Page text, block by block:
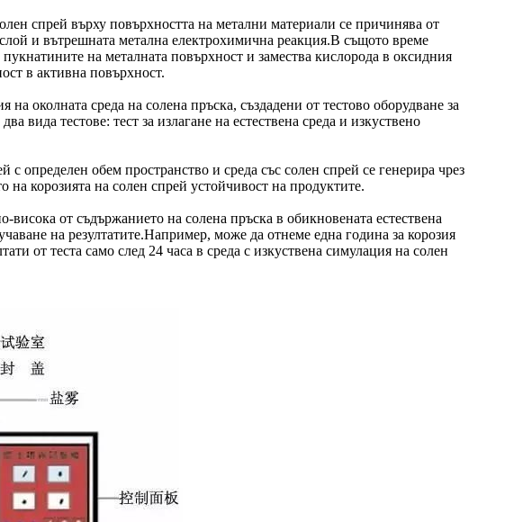
спрей върху повърхността на метални материали се причинява от
и вътрешната метална електрохимична реакция.В същото време
на металната повърхност и замества кислорода в оксидния
в активна повърхност.
околната среда на солена пръска, създадени от тестово оборудване за
вида тестове: тест за излагане на естествена среда и изкуствено
определен обем пространство и среда със солен спрей се генерира чрез
на корозията на солен спрей устойчивост на продуктите.
от съдържанието на солена пръска в обикновената естествена
на резултатите.Например, може да отнеме една година за корозия
от теста само след 24 часа в среда с изкуствена симулация на солен